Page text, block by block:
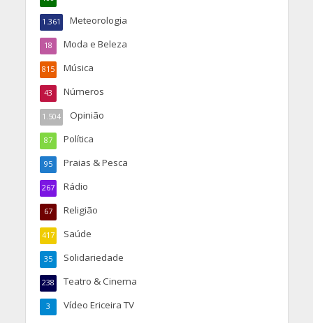
Meteorologia
1.361
Moda e Beleza
18
Música
815
Números
43
Opinião
1.504
Política
87
Praias & Pesca
95
Rádio
267
Religião
67
Saúde
417
Solidariedade
35
Teatro & Cinema
238
Vídeo Ericeira TV
3